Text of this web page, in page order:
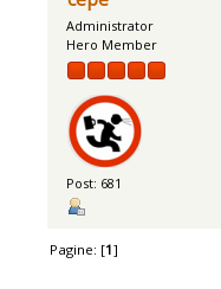
Administrator
Hero Member
Post: 681
Pagine: [1]